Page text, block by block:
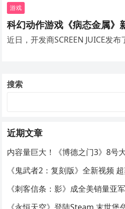
游戏
科幻动作游戏《病态金属》
近日，开发商SCREEN JUICE发
搜索
近期文章
内容量巨大！《博德之门3》8号
《鬼武者2：复刻版》全新视频
《刺客信条：影》成全美销量亚
《永恒天空》登陆Steam 末世堡